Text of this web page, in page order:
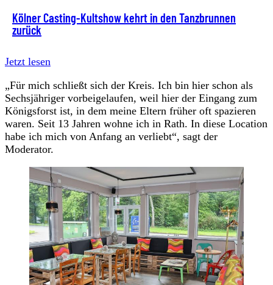
Kölner Casting-Kultshow kehrt in den Tanzbrunnen
zurück
Jetzt lesen
„Für mich schließt sich der Kreis. Ich bin hier schon als
Sechsjähriger vorbeigelaufen, weil hier der Eingang zum
Königsforst ist, in dem meine Eltern früher oft spazieren
waren. Seit 13 Jahren wohne ich in Rath. In diese Location
habe ich mich von Anfang an verliebt“, sagt der
Moderator.